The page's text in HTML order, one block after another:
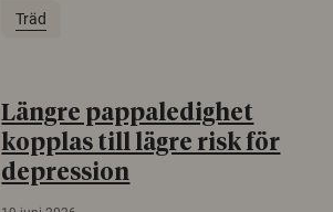
Träd
Längre pappaledighet
kopplas till lägre risk för
depression